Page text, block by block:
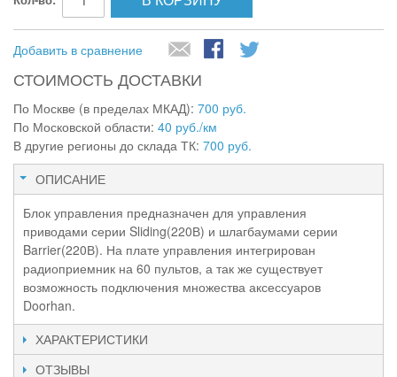
Добавить в сравнение
СТОИМОСТЬ ДОСТАВКИ
По Москве (в пределах МКАД): 700 руб.
По Московской области: 40 руб./км
В другие регионы до склада ТК: 700 руб.
ОПИСАНИЕ
Блок управления предназначен для управления
приводами серии Sliding(220В) и шлагбаумами серии
Barrier(220В). На плате управления интегрирован
радиоприемник на 60 пультов, а так же существует
возможность подключения множества аксессуаров
Doorhan.
ХАРАКТЕРИСТИКИ
ОТЗЫВЫ